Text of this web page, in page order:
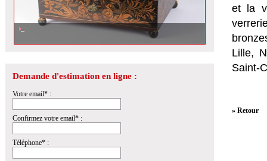
Demande d'estimation en ligne :
Votre email* :
Confirmez votre email* :
Téléphone* :
et la
Lille,
Saint-
» Retour